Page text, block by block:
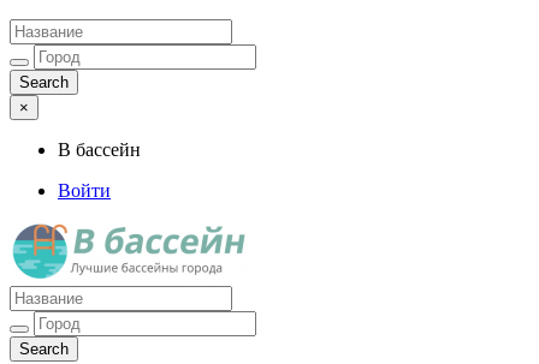
×
В бассейн
Войти
Лучшие бассейны города